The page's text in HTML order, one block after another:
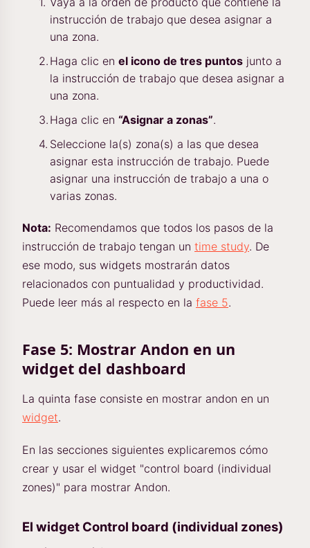
instrucción de trabajo que desea asignar a
una zona.
Haga clic en el icono de tres puntos junto a
la instrucción de trabajo que desea asignar a
una zona.
Haga clic en “Asignar a zonas”.
Seleccione la(s) zona(s) a las que desea
asignar esta instrucción de trabajo. Puede
asignar una instrucción de trabajo a una o
varias zonas.
Nota: Recomendamos que todos los pasos de la
instrucción de trabajo tengan un time study. De
ese modo, sus widgets mostrarán datos
relacionados con puntualidad y productividad.
Puede leer más al respecto en la fase 5.
Fase 5: Mostrar Andon en un
widget del dashboard
La quinta fase consiste en mostrar andon en un
widget.
En las secciones siguientes explicaremos cómo
crear y usar el widget "control board (individual
zones)" para mostrar Andon.
El widget Control board (individual zones)